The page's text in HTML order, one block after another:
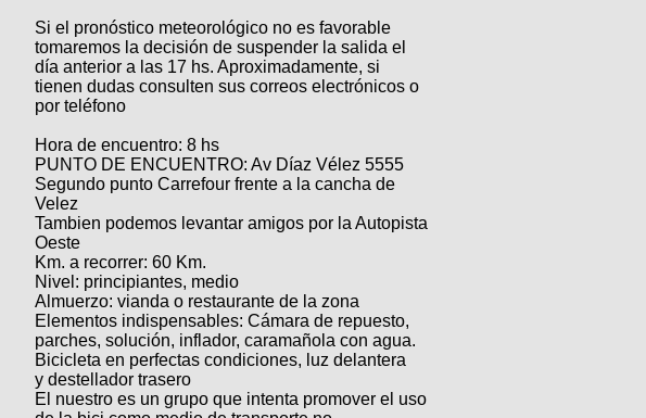
Si el pronóstico meteorológico no es favorable
tomaremos la decisión de suspender la salida el
día anterior a las 17 hs. Aproximadamente, si
tienen dudas consulten sus correos electrónicos o
por teléfono
Hora de encuentro: 8 hs
PUNTO DE ENCUENTRO: Av Díaz Vélez 5555
Segundo punto Carrefour frente a la cancha de
Velez
Tambien podemos levantar amigos por la Autopista
Oeste
Km. a recorrer: 60 Km.
Nivel: principiantes, medio
Almuerzo: vianda o restaurante de la zona
Elementos indispensables: Cámara de repuesto,
parches, solución, inflador, caramañola con agua.
Bicicleta en perfectas condiciones, luz delantera
y destellador trasero
El nuestro es un grupo que intenta promover el uso